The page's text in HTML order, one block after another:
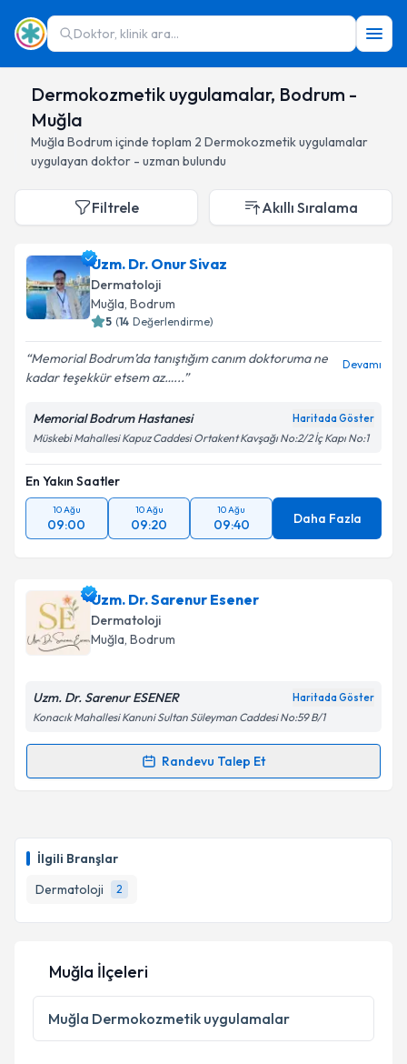
Doktor, klinik ara...
Dermokozmetik uygulamalar, Bodrum -
Muğla
Muğla Bodrum içinde toplam 2 Dermokozmetik uygulamalar
uygulayan doktor - uzman bulundu
İlgili Branşlar
Dermatoloji
2
Filtrele Akıllı Sıralama
Uzm. Dr. Onur Sivaz
Dermatoloji
Muğla, Bodrum
5 (14 Değerlendirme)
Memorial Bodrum’da tanıştığım canım doktoruma ne
kadar teşekkür etsem az…...
Devamı
Memorial Bodrum Hastanesi Haritada Göster
Müskebi Mahallesi Kapuz Caddesi Ortakent Kavşağı No:2/2 İç Kapı No:1
En Yakın Saatler
10 Ağu
09:00
10 Ağu
09:20
10 Ağu
09:40 Daha Fazla
Uzm. Dr. Sarenur Esener
Dermatoloji
Muğla, Bodrum
Uzm. Dr. Sarenur ESENER Haritada Göster
Konacık Mahallesi Kanuni Sultan Süleyman Caddesi No:59 B/1
Randevu Talep Et
Randevu Takvimi Talebi
takvim hazırlandığında e-posta ile bilgilendireceğiz.
E-posta Adresiniz
Kişisel verilerimin işlenmesine ilişkinAydınlatma
Metni
'ni okudum ve kişisel verilerimin belirtilen
kapsamda işlenmesini kabul ediyorum.
Muğla İlçeleri
Muğla Dermokozmetik uygulamalar